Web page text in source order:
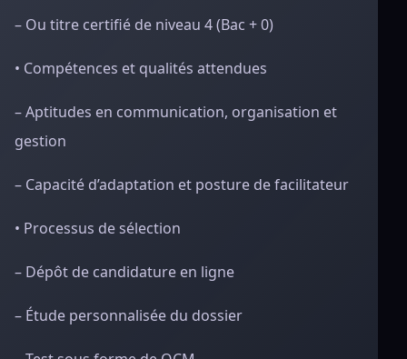
– Ou titre certifié de niveau 4 (Bac + 0)
• Compétences et qualités attendues
– Aptitudes en communication, organisation et
gestion
– Capacité d’adaptation et posture de facilitateur
• Processus de sélection
– Dépôt de candidature en ligne
– Étude personnalisée du dossier